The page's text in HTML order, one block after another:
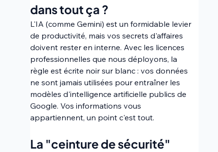
dans tout ça ?
L'IA (comme Gemini) est un formidable levier
de productivité, mais vos secrets d'affaires
doivent rester en interne. Avec les licences
professionnelles que nous déployons, la
règle est écrite noir sur blanc : vos données
ne sont jamais utilisées pour entraîner les
modèles d'intelligence artificielle publics de
Google. Vos informations vous
appartiennent, un point c'est tout.
La "ceinture de sécurité"